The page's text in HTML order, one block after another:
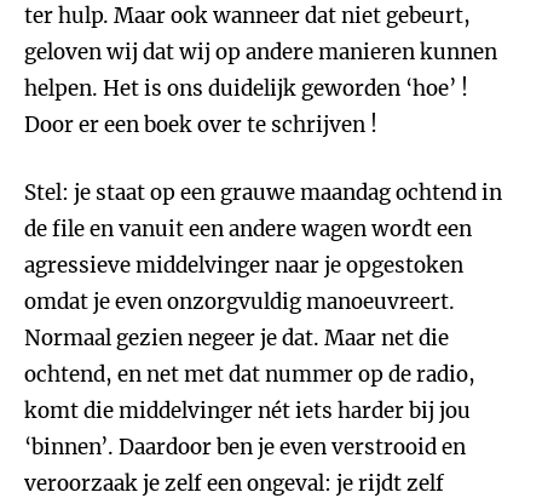
ter hulp. Maar ook wanneer dat niet gebeurt,
geloven wij dat wij op andere manieren kunnen
helpen. Het is ons duidelijk geworden ‘hoe’ !
Door er een boek over te schrijven !
Stel: je staat op een grauwe maandag ochtend in
de file en vanuit een andere wagen wordt een
agressieve middelvinger naar je opgestoken
omdat je even onzorgvuldig manoeuvreert.
Normaal gezien negeer je dat. Maar net die
ochtend, en net met dat nummer op de radio,
komt die middelvinger nét iets harder bij jou
‘binnen’. Daardoor ben je even verstrooid en
veroorzaak je zelf een ongeval: je rijdt zelf